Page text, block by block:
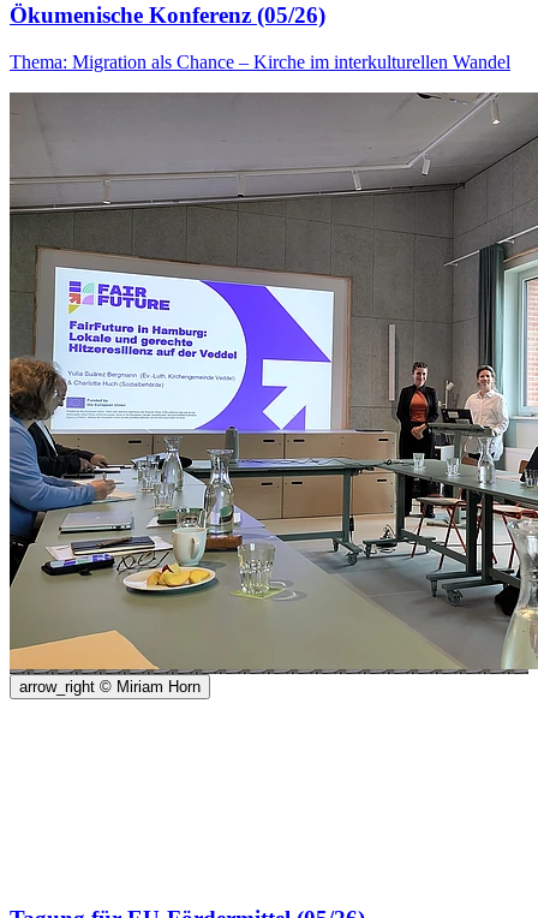
Ökumenische Konferenz (05/26)
Thema: Migration als Chance – Kirche im interkulturellen Wandel
arrow_right © Miriam Horn